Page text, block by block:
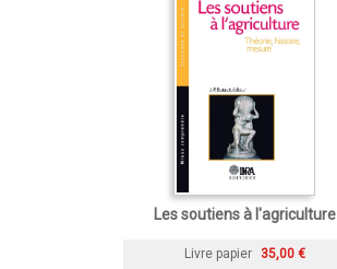
Les soutiens à l'agriculture
Livre papier 35,00 €